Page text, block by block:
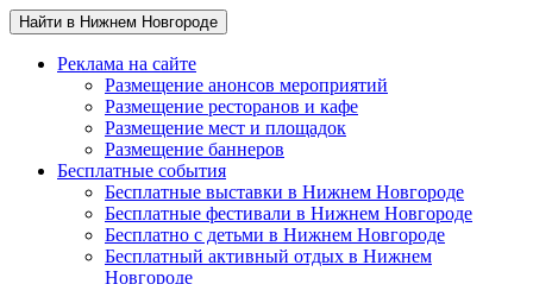
Найти в Нижнем Новгороде
Реклама на сайте
Размещение анонсов мероприятий
Размещение ресторанов и кафе
Размещение мест и площадок
Размещение баннеров
Бесплатные события
Бесплатные выставки в Нижнем Новгороде
Бесплатные фестивали в Нижнем Новгороде
Бесплатно с детьми в Нижнем Новгороде
Бесплатный активный отдых в Нижнем
Новгороде